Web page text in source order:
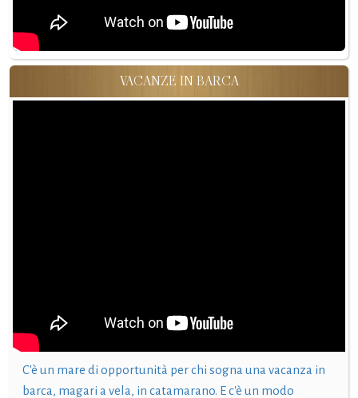
VACANZE IN BARCA
C'è un mare di opportunità per chi sogna una vacanza in
barca, magari a vela, in catamarano. E c'è un modo